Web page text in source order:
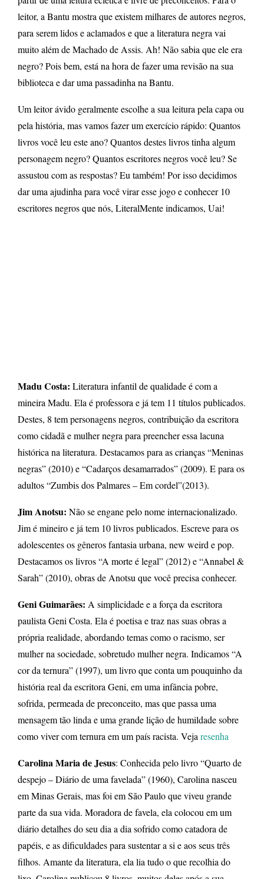
leitor, a Bantu mostra que existem milhares de autores negros,
para serem lidos e aclamados e que a literatura negra vai
muito além de Machado de Assis. Ah! Não sabia que ele era
negro? Pois bem, está na hora de fazer uma revisão na sua
biblioteca e dar uma passadinha na Bantu.
Um leitor ávido geralmente escolhe a sua leitura pela capa ou
pela história, mas vamos fazer um exercício rápido: Quantos
livros você leu este ano? Quantos destes livros tinha algum
personagem negro? Quantos escritores negros você leu? Se
assustou com as respostas? Eu também! Por isso decidimos
dar uma ajudinha para você virar esse jogo e conhecer 10
escritores negros que nós, LiteralMente indicamos, Uai!
Madu Costa: Literatura infantil de qualidade é com a
mineira Madu. Ela é professora e já tem 11 títulos publicados.
Destes, 8 tem personagens negros, contribuição da escritora
como cidadã e mulher negra para preencher essa lacuna
histórica na literatura. Destacamos para as crianças “Meninas
negras” (2010) e “Cadarços desamarrados” (2009). E para os
adultos “Zumbis dos Palmares – Em cordel”(2013).
Jim Anotsu: Não se engane pelo nome internacionalizado.
Jim é mineiro e já tem 10 livros publicados. Escreve para os
adolescentes os gêneros fantasia urbana, new weird e pop.
Destacamos os livros “A morte é legal” (2012) e “Annabel &
Sarah” (2010), obras de Anotsu que você precisa conhecer.
Geni Guimarães: A simplicidade e a força da escritora
paulista Geni Costa. Ela é poetisa e traz nas suas obras a
própria realidade, abordando temas como o racismo, ser
mulher na sociedade, sobretudo mulher negra. Indicamos “A
cor da ternura” (1997), um livro que conta um pouquinho da
história real da escritora Geni, em uma infância pobre,
sofrida, permeada de preconceito, mas que passa uma
mensagem tão linda e uma grande lição de humildade sobre
como viver com ternura em um país racista. Veja resenha
Carolina Maria de Jesus: Conhecida pelo livro “Quarto de
despejo – Diário de uma favelada” (1960), Carolina nasceu
em Minas Gerais, mas foi em São Paulo que viveu grande
parte da sua vida. Moradora de favela, ela colocou em um
diário detalhes do seu dia a dia sofrido como catadora de
papéis, e as dificuldades para sustentar a si e aos seus três
filhos. Amante da literatura, ela lia tudo o que recolhia do